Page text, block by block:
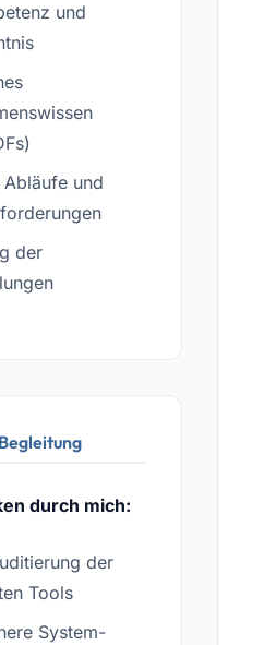
und
und
der
durch mich:
der
Tools
System-